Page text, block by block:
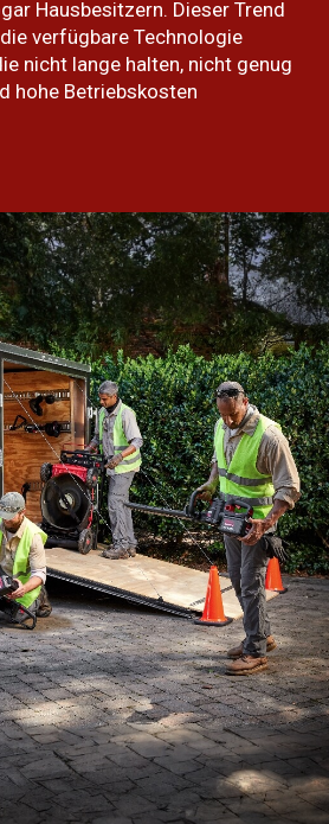
Hausbesitzern. Dieser Trend
verfügbare Technologie
nicht lange halten, nicht genug
hohe Betriebskosten